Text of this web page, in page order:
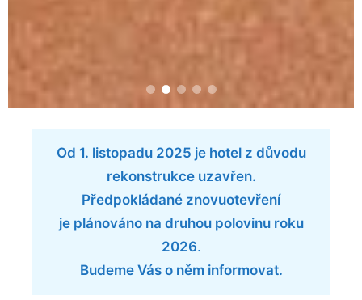
Od 1. listopadu 2025 je hotel z důvodu
rekonstrukce uzavřen.
Předpokládané znovuotevření
je plánováno na druhou polovinu roku
2026.
Budeme Vás o něm informovat.